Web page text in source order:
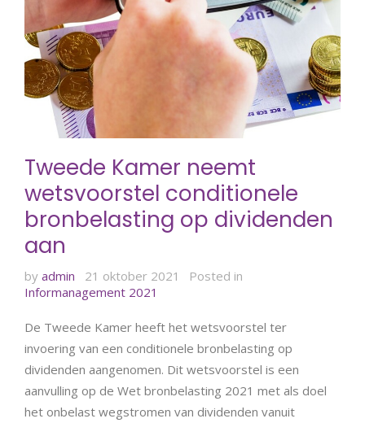
Tweede Kamer neemt
wetsvoorstel conditionele
bronbelasting op dividenden
aan
by admin 21 oktober 2021
Posted in
Informanagement 2021
De Tweede Kamer heeft het wetsvoorstel ter
invoering van een conditionele bronbelasting op
dividenden aangenomen. Dit wetsvoorstel is een
aanvulling op de Wet bronbelasting 2021 met als doel
het onbelast wegstromen van dividenden vanuit